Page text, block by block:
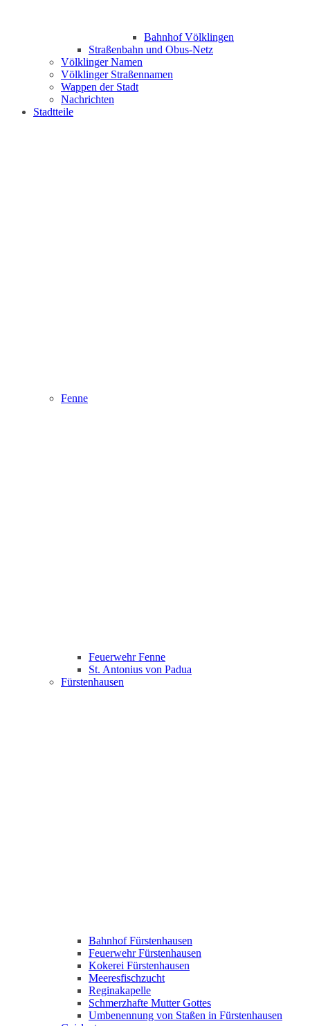
Bahnhof Völklingen
Straßenbahn und Obus-Netz
Völklinger Namen
Völklinger Straßennamen
Wappen der Stadt
Nachrichten
Stadtteile
Fenne
Feuerwehr Fenne
St. Antonius von Padua
Fürstenhausen
Bahnhof Fürstenhausen
Feuerwehr Fürstenhausen
Kokerei Fürstenhausen
Meeresfischzucht
Reginakapelle
Schmerzhafte Mutter Gottes
Umbenennung von Staßen in Fürstenhausen